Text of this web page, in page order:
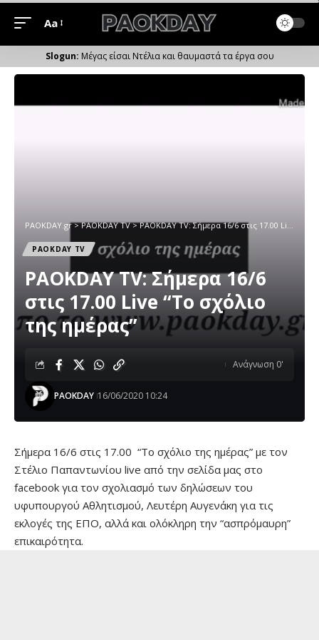
Μέγεθος
Γραμματοσειράς
Aa
Μέγας είσαι Ντέλια και θαυμαστά τα έργα σου
PAOKDAY.gr>PAOKDAY TV>PAOKDAY TV: Σήμερα 16/6 στις 17.00 Live “Το σχόλιο της ημέρας”
PAOKDAY TV
PAOKDAY TV: Σήμερα 16/6
στις 17.00 Live “Το σχόλιο
της ημέρας”
PAOKDAY 16/06/2020 10:24
Ανάγνωση 0'
Σήμερα 16/6 στις 17.00 “Το σχόλιο της ημέρας” με τον
Στέλιο Παπαντωνίου live από την σελίδα μας στο
facebook για τον σχολιασμό των δηλώσεων του
υφυπουργού Αθλητισμού, Λευτέρη Αυγενάκη για τις
εκλογές της ΕΠΟ, αλλά και ολόκληρη την “ασπρόμαυρη”
επικαιρότητα.